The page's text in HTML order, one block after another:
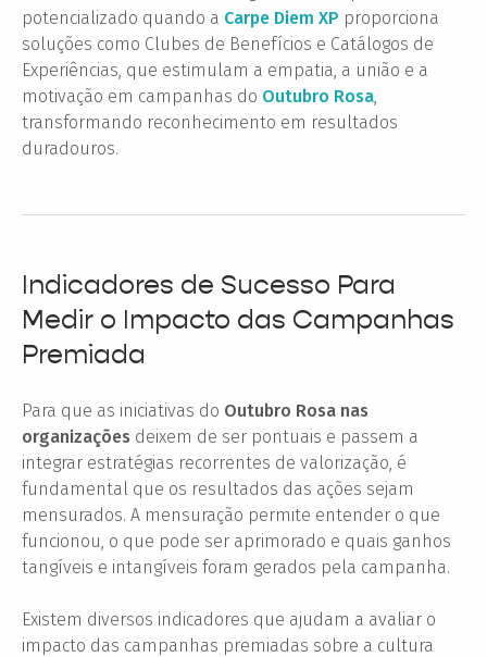
potencializado quando a Carpe Diem XP proporciona
soluções como Clubes de Benefícios e Catálogos de
Experiências, que estimulam a empatia, a união e a
motivação em campanhas do Outubro Rosa,
transformando reconhecimento em resultados
duradouros.
Indicadores de Sucesso Para
Medir o Impacto das Campanhas
Premiada
Para que as iniciativas do Outubro Rosa nas
organizações deixem de ser pontuais e passem a
integrar estratégias recorrentes de valorização, é
fundamental que os resultados das ações sejam
mensurados. A mensuração permite entender o que
funcionou, o que pode ser aprimorado e quais ganhos
tangíveis e intangíveis foram gerados pela campanha.
Existem diversos indicadores que ajudam a avaliar o
impacto das campanhas premiadas sobre a cultura